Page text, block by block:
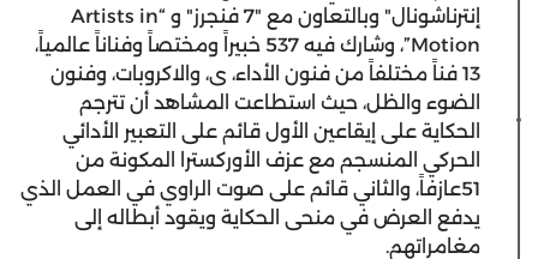
إنترناشونال" وبالتعاون مع "7 فنجرز" و “Artists in
Motion”، وشارك فيه 537 خبيراً ومختصاً وفناناً عالمياً،
13 فناً مختلفاً من فنون الأداء، ى، والاكروبات، وفنون
الضوء والظل، حيث استطاعت المشاهد أن تترجم
الحكاية على إيقاعين الأول قائم على التعبير الأدائي
الحركي المنسجم مع عزف الأوركسترا المكونة من
51عازفاً، والثاني قائم على صوت الراوي في العمل الذي
يدفع العرض في منحى الحكاية ويقود أبطاله إلى
مغامراتهم.